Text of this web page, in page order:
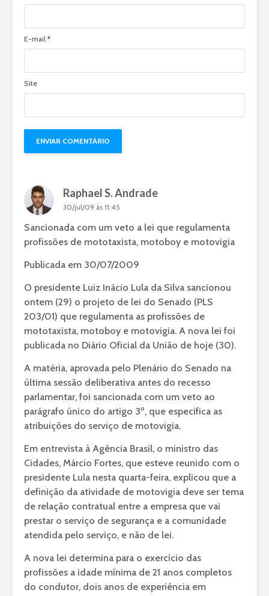
E-mail *
Site
Raphael S. Andrade
30/jul/09 às 11:45
Sancionada com um veto a lei que regulamenta
profissões de mototaxista, motoboy e motovigia
Publicada em 30/07/2009
O presidente Luiz Inácio Lula da Silva sancionou
ontem (29) o projeto de lei do Senado (PLS
203/01) que regulamenta as profissões de
mototaxista, motoboy e motovigia. A nova lei foi
publicada no Diário Oficial da União de hoje (30).
A matéria, aprovada pelo Plenário do Senado na
última sessão deliberativa antes do recesso
parlamentar, foi sancionada com um veto ao
parágrafo único do artigo 3º, que especifica as
atribuições do serviço de motovigia.
Em entrevista à Agência Brasil, o ministro das
Cidades, Márcio Fortes, que esteve reunido com o
presidente Lula nesta quarta-feira, explicou que a
definição da atividade de motovigia deve ser tema
de relação contratual entre a empresa que vai
prestar o serviço de segurança e a comunidade
atendida pelo serviço, e não de lei.
A nova lei determina para o exercício das
profissões a idade mínima de 21 anos completos
do condutor, dois anos de experiência em